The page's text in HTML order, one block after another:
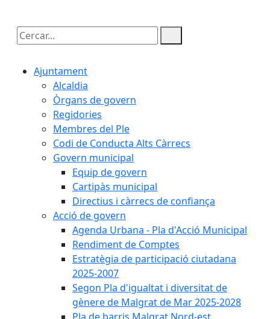
Cercar:
Ajuntament
Alcaldia
Òrgans de govern
Regidories
Membres del Ple
Codi de Conducta Alts Càrrecs
Govern municipal
Equip de govern
Cartipàs municipal
Directius i càrrecs de confiança
Acció de govern
Agenda Urbana - Pla d'Acció Municipal
Rendiment de Comptes
Estratègia de participació ciutadana
2025-2007
Segon Pla d'igualtat i diversitat de
gènere de Malgrat de Mar 2025-2028